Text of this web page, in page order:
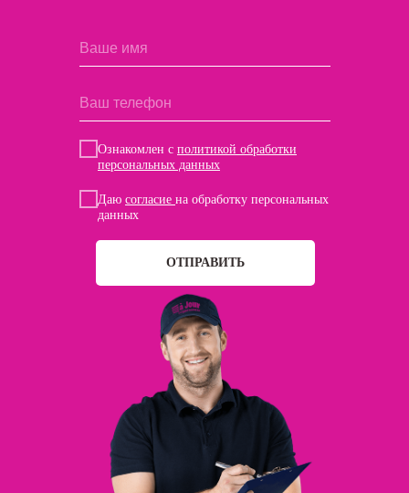
Ознакомлен с политикой обработки
персональных данных
Даю согласие на обработку персональных
данных
ОТПРАВИТЬ